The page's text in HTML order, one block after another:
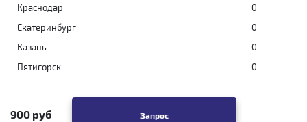
Краснодар
0
Екатеринбург
0
Казань
0
Пятигорск
0
900 руб Запрос